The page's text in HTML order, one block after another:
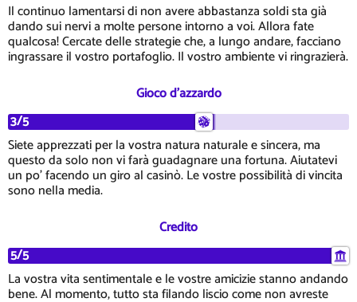
Il continuo lamentarsi di non avere abbastanza soldi sta già
dando sui nervi a molte persone intorno a voi. Allora fate
qualcosa! Cercate delle strategie che, a lungo andare, facciano
ingrassare il vostro portafoglio. Il vostro ambiente vi ringrazierà.
Gioco d'azzardo
3/5
Siete apprezzati per la vostra natura naturale e sincera, ma
questo da solo non vi farà guadagnare una fortuna. Aiutatevi
un po' facendo un giro al casinò. Le vostre possibilità di vincita
sono nella media.
Credito
5/5
La vostra vita sentimentale e le vostre amicizie stanno andando
bene. Al momento, tutto sta filando liscio come non avreste